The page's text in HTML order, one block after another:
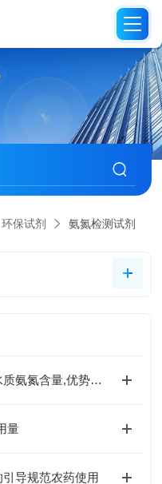
环保试剂 氨氮检测试剂
氨氮检测试剂用于快速检测样品水质氨氮含量,优势显著
量
导规范农药使用